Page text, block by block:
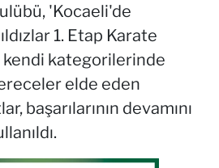
'Kocaeli'de
1. Etap Karate
kendi kategorilerinde
elde eden
başarılarının devamını